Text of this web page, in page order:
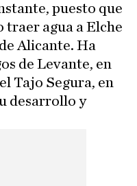
puesto que
traer agua a Elche
Alicante. Ha
de Levante, en
Tajo Segura, en
desarrollo y